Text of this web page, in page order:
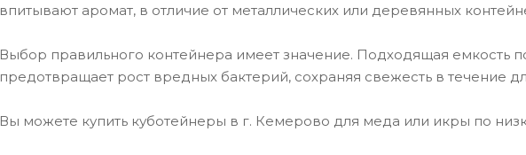
впитывают аромат, в отличие от металлических или деревянных
Выбор правильного контейнера имеет значение. Подходящая емкость
предотвращает рост вредных бактерий, сохраняя свежесть в течение
Вы можете купить куботейнеры в г. Кемерово для меда или икры по